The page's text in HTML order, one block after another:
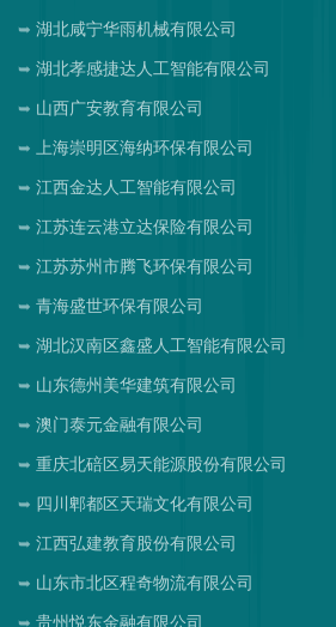
湖北咸宁华雨机械有限公司
湖北孝感捷达人工智能有限公司
山西广安教育有限公司
上海崇明区海纳环保有限公司
江西金达人工智能有限公司
江苏连云港立达保险有限公司
江苏苏州市腾飞环保有限公司
青海盛世环保有限公司
湖北汉南区鑫盛人工智能有限公司
山东德州美华建筑有限公司
澳门泰元金融有限公司
重庆北碚区易天能源股份有限公司
四川郫都区天瑞文化有限公司
江西弘建教育股份有限公司
山东市北区程奇物流有限公司
贵州悦东金融有限公司